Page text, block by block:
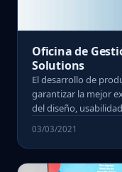
Oficina de
Solutions
El desarrollo de
garantizar la mejor
del diseño,
03/03/2021